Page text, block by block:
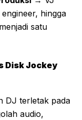
hingga
satu
Disk Jockey
DJ terletak pada
audio,